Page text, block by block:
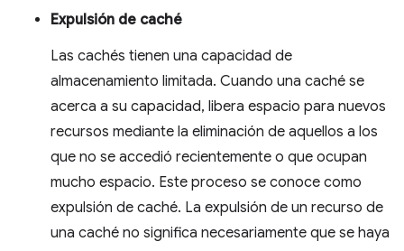
Expulsión de caché
Las cachés tienen una capacidad de
almacenamiento limitada. Cuando una caché se
acerca a su capacidad, libera espacio para nuevos
recursos mediante la eliminación de aquellos a los
que no se accedió recientemente o que ocupan
mucho espacio. Este proceso se conoce como
expulsión de caché. La expulsión de un recurso de
una caché no significa necesariamente que se haya